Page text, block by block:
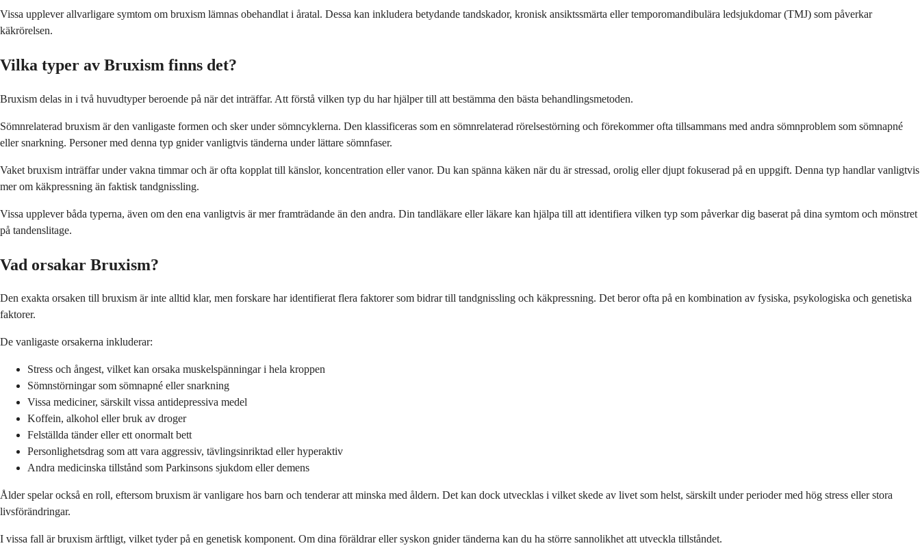
Vissa upplever allvarligare symtom om bruxism lämnas obehandlat i åratal. Dessa kan inkludera betydande tandskador, kronisk ansiktssmärta eller temporomandibulära ledsjukdomar (TMJ) som påverkar
käkrörelsen.
Vilka typer av Bruxism finns det?
Bruxism delas in i två huvudtyper beroende på när det inträffar. Att förstå vilken typ du har hjälper till att bestämma den bästa behandlingsmetoden.
Sömnrelaterad bruxism är den vanligaste formen och sker under sömncyklerna. Den klassificeras som en sömnrelaterad rörelsestörning och förekommer ofta tillsammans med andra sömnproblem som sömnapné
eller snarkning. Personer med denna typ gnider vanligtvis tänderna under lättare sömnfaser.
Vaket bruxism inträffar under vakna timmar och är ofta kopplat till känslor, koncentration eller vanor. Du kan spänna käken när du är stressad, orolig eller djupt fokuserad på en uppgift. Denna typ handlar vanligtvis
mer om käkpressning än faktisk tandgnissling.
Vissa upplever båda typerna, även om den ena vanligtvis är mer framträdande än den andra. Din tandläkare eller läkare kan hjälpa till att identifiera vilken typ som påverkar dig baserat på dina symtom och mönstret
på tandenslitage.
Vad orsakar Bruxism?
Den exakta orsaken till bruxism är inte alltid klar, men forskare har identifierat flera faktorer som bidrar till tandgnissling och käkpressning. Det beror ofta på en kombination av fysiska, psykologiska och genetiska
faktorer.
De vanligaste orsakerna inkluderar:
Stress och ångest, vilket kan orsaka muskelspänningar i hela kroppen
Sömnstörningar som sömnapné eller snarkning
Vissa mediciner, särskilt vissa antidepressiva medel
Koffein, alkohol eller bruk av droger
Felställda tänder eller ett onormalt bett
Personlighetsdrag som att vara aggressiv, tävlingsinriktad eller hyperaktiv
Andra medicinska tillstånd som Parkinsons sjukdom eller demens
Ålder spelar också en roll, eftersom bruxism är vanligare hos barn och tenderar att minska med åldern. Det kan dock utvecklas i vilket skede av livet som helst, särskilt under perioder med hög stress eller stora
livsförändringar.
I vissa fall är bruxism ärftligt, vilket tyder på en genetisk komponent. Om dina föräldrar eller syskon gnider tänderna kan du ha större sannolikhet att utveckla tillståndet.